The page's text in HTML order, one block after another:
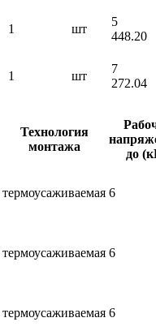
1 шт
5
448.20
1 шт
7
272.04
Технология
монтажа
до
термоусаживаемая 6
термоусаживаемая 6
термоусаживаемая 6